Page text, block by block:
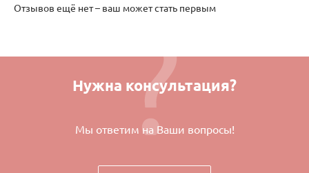
Отзывов ещё нет – ваш может стать первым
Нужна консультация?
Мы ответим на Ваши вопросы!